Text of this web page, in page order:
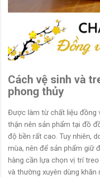
Cách vệ sinh và
phong thủy
Được làm từ chất liệu đồng
thận nên sản phẩm tại đồ
độ bền rất cao. Tuy nhiên,
mùa, nên để sản phẩm giữ
hàng cần lựa chọn vị trí
và thường xuyên dùng